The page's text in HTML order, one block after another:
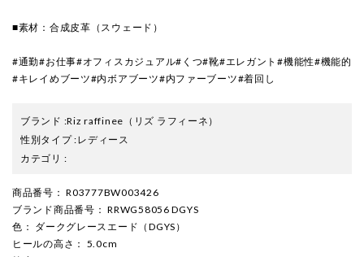
■素材：合成皮革（スウェード）
#通勤#お仕事#オフィスカジュアル#くつ#靴#エレガント#機能性#機能的
#キレイめブーツ#内ボアブーツ#内ファーブーツ#着回し
ブランド :Riz raffinee （リズ ラフィーネ）
性別タイプ:レディース
カテゴリ :
商品番号 ： R03777BW003426
ブランド商品番号 ： RRWG58056 DGYS
色 ： ダークグレースエード（DGYS）
ヒールの高さ ： 5.0cm